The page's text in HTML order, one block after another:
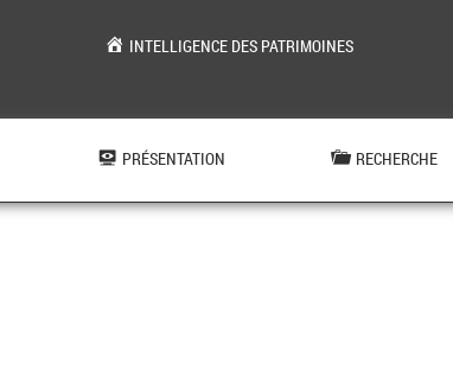
INTELLIGENCE DES PATRIMOINES
PRÉSENTATION RECHERCHE